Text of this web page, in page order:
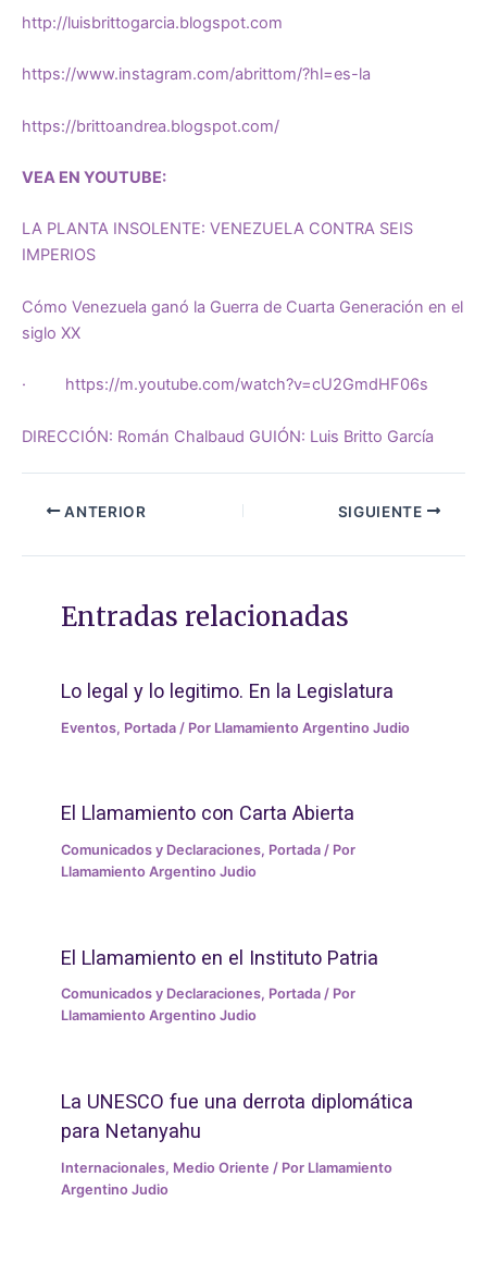
http://luisbrittogarcia.blogspot.com
https://www.instagram.com/abrittom/?hl=es-la
https://brittoandrea.blogspot.com/
VEA EN YOUTUBE:
LA PLANTA INSOLENTE: VENEZUELA CONTRA SEIS
IMPERIOS
Cómo Venezuela ganó la Guerra de Cuarta Generación en el
siglo XX
· https://m.youtube.com/watch?v=cU2GmdHF06s
DIRECCIÓN: Román Chalbaud GUIÓN: Luis Britto García
ANTERIOR SIGUIENTE
Entradas relacionadas
Lo legal y lo legitimo. En la Legislatura
Eventos, Portada / Por Llamamiento Argentino Judio
El Llamamiento con Carta Abierta
Comunicados y Declaraciones, Portada / Por
Llamamiento Argentino Judio
El Llamamiento en el Instituto Patria
Comunicados y Declaraciones, Portada / Por
Llamamiento Argentino Judio
La UNESCO fue una derrota diplomática
para Netanyahu
Internacionales, Medio Oriente / Por Llamamiento
Argentino Judio